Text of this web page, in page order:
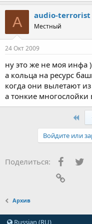
A audio-terrorist
Местный
24 Окт 2009
ну это же не моя инфа
а кольца на ресурс
когда они вылетают
а тонкие многослойки
First
Войдите или
Поделиться:
Архив
Russian (RU)